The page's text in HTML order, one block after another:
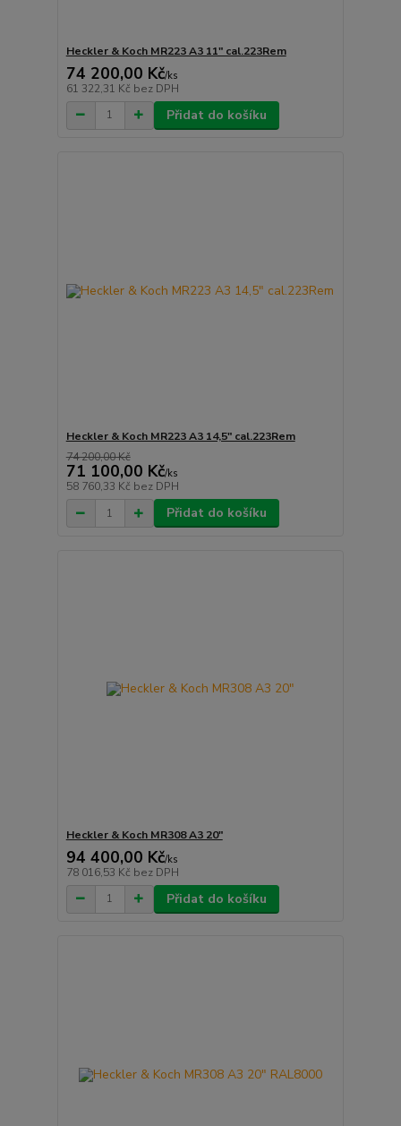
Heckler & Koch MR223 A3 11" cal.223Rem
74 200,00 Kč/ks
61 322,31 Kč bez DPH
Přidat do košíku
Heckler & Koch MR223 A3 14,5" cal.223Rem
74 200,00 Kč
71 100,00 Kč/ks
58 760,33 Kč bez DPH
Přidat do košíku
Heckler & Koch MR308 A3 20"
94 400,00 Kč/ks
78 016,53 Kč bez DPH
Přidat do košíku